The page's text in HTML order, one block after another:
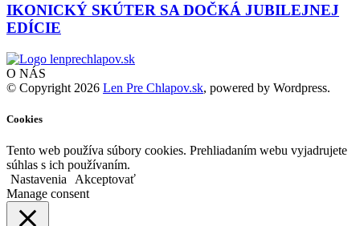
IKONICKÝ SKÚTER SA DOČKÁ JUBILEJNEJ
EDÍCIE
O NÁS
© Copyright 2026 Len Pre Chlapov.sk, powered by Wordpress.
Cookies
Tento web používa súbory cookies. Prehliadaním webu vyjadrujete
súhlas s ich používaním.
Nastavenia
Akceptovať
Manage consent